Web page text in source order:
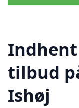
tilbud
Ishøj